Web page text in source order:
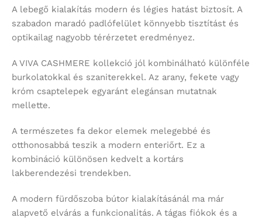
A lebegő kialakítás modern és légies hatást biztosít. A
szabadon maradó padlófelület könnyebb tisztítást és
optikailag nagyobb térérzetet eredményez.
A VIVA CASHMERE kollekció jól kombinálható különféle
burkolatokkal és szaniterekkel. Az arany, fekete vagy
króm csaptelepek egyaránt elegánsan mutatnak
mellette.
A természetes fa dekor elemek melegebbé és
otthonosabbá teszik a modern enteriőrt. Ez a
kombináció különösen kedvelt a kortárs
lakberendezési trendekben.
A modern fürdőszoba bútor kialakításánál ma már
alapvető elvárás a funkcionalitás. A tágas fiókok és a